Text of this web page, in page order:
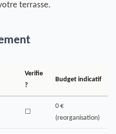
terrasse.
Verifie
?
Budget indicatif
☐
0 €
(reorganisation)